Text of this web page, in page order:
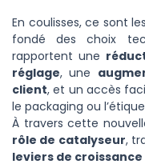
En coulisses, ce sont
fondé des choix
rapportent une
réglage, une
client, et un accès
le packaging ou
À travers cette
rôle de catalyseur,
leviers de